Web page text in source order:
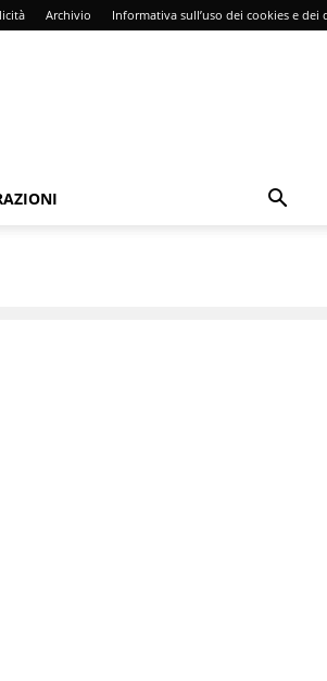
Archivio Informativa sull’uso dei cookies e dei